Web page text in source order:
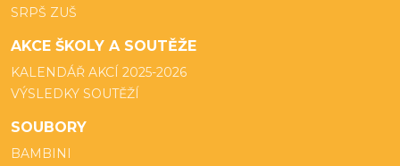
SRPŠ ZUŠ
AKCE ŠKOLY A SOUTĚŽE
KALENDÁŘ AKCÍ 2025-2026
VÝSLEDKY SOUTĚŽÍ
SOUBORY
BAMBINI